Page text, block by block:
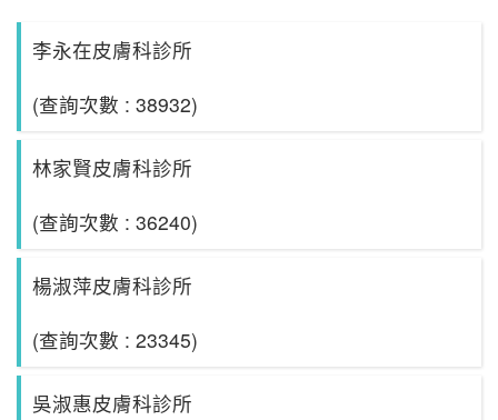
李永在皮膚科診所
(查詢次數 : 38932)
林家賢皮膚科診所
(查詢次數 : 36240)
楊淑萍皮膚科診所
(查詢次數 : 23345)
吳淑惠皮膚科診所